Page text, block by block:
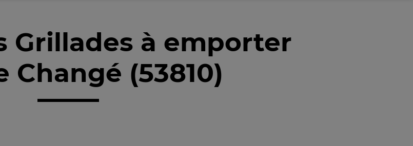
Grillades à emporter
Changé (53810)